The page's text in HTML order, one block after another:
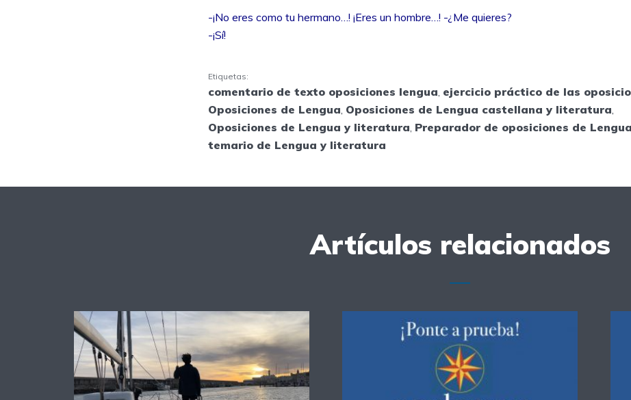
-¡No eres como tu hermano…! ¡Eres un hombre…! -¿Me quieres?
-¡Sí!
Etiquetas:
comentario de texto oposiciones lengua, ejercicio práctico de las
Oposiciones de Lengua, Oposiciones de Lengua castellana y literatura,
Oposiciones de Lengua y literatura, Preparador de oposiciones de Lengua
temario de Lengua y literatura
Artículos relacionados